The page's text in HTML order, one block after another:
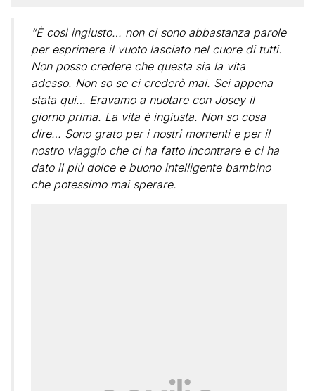
“È così ingiusto… non ci sono abbastanza parole
per esprimere il vuoto lasciato nel cuore di tutti.
Non posso credere che questa sia la vita
adesso. Non so se ci crederò mai. Sei appena
stata qui… Eravamo a nuotare con Josey il
giorno prima. La vita è ingiusta. Non so cosa
dire… Sono grato per i nostri momenti e per il
nostro viaggio che ci ha fatto incontrare e ci ha
dato il più dolce e buono intelligente bambino
che potessimo mai sperare.